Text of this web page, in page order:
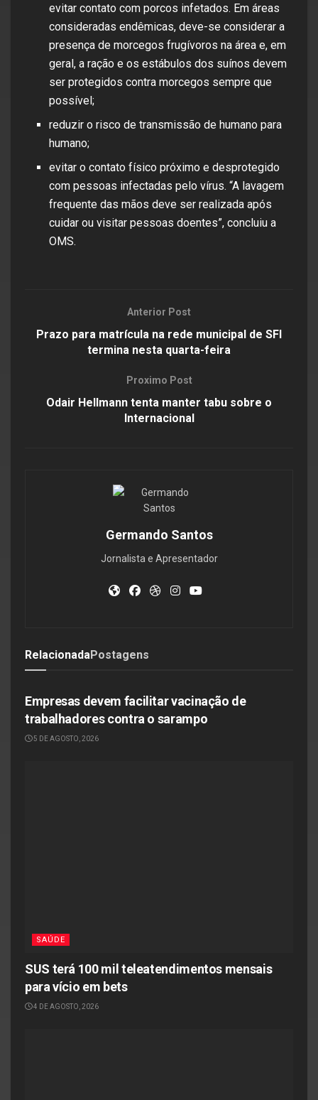
evitar contato com porcos infetados. Em áreas
consideradas endêmicas, deve-se considerar a
presença de morcegos frugívoros na área e, em
geral, a ração e os estábulos dos suínos devem
ser protegidos contra morcegos sempre que
possível;
reduzir o risco de transmissão de humano para
humano;
evitar o contato físico próximo e desprotegido
com pessoas infectadas pelo vírus. “A lavagem
frequente das mãos deve ser realizada após
cuidar ou visitar pessoas doentes”, concluiu a
OMS.
Anterior Post
Prazo para matrícula na rede municipal de SFI
termina nesta quarta-feira
Proximo Post
Odair Hellmann tenta manter tabu sobre o
Internacional
Germando Santos
Jornalista e Apresentador
RelacionadaPostagens
SAÚDE
Empresas devem facilitar vacinação de
trabalhadores contra o sarampo
5 DE AGOSTO, 2026
SAÚDE
SUS terá 100 mil teleatendimentos mensais
para vício em bets
4 DE AGOSTO, 2026